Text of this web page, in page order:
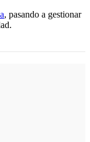
, pasando a gestionar